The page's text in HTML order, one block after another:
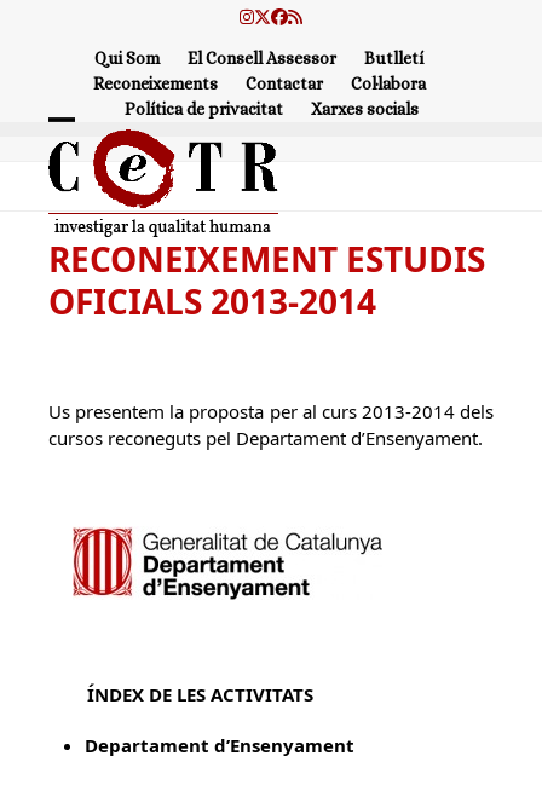
Instagram
Twitter
Facebook
RSS
Qui Som El Consell Assessor
Butlletí
Reconeixements
Contactar
Col·labora
Política de privacitat
Xarxes socials
Open
mobile
menu
Close
mobile
menu
RECONEIXEMENT ESTUDIS
OFICIALS 2013-2014
Us presentem la proposta per al curs 2013-2014 dels
cursos reconeguts pel Departament d’Ensenyament.
ÍNDEX DE LES ACTIVITATS
Departament d’Ensenyament